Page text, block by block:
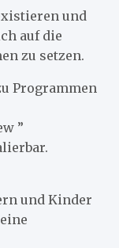
und
auf die
zu setzen.
Programmen
”
und Kinder